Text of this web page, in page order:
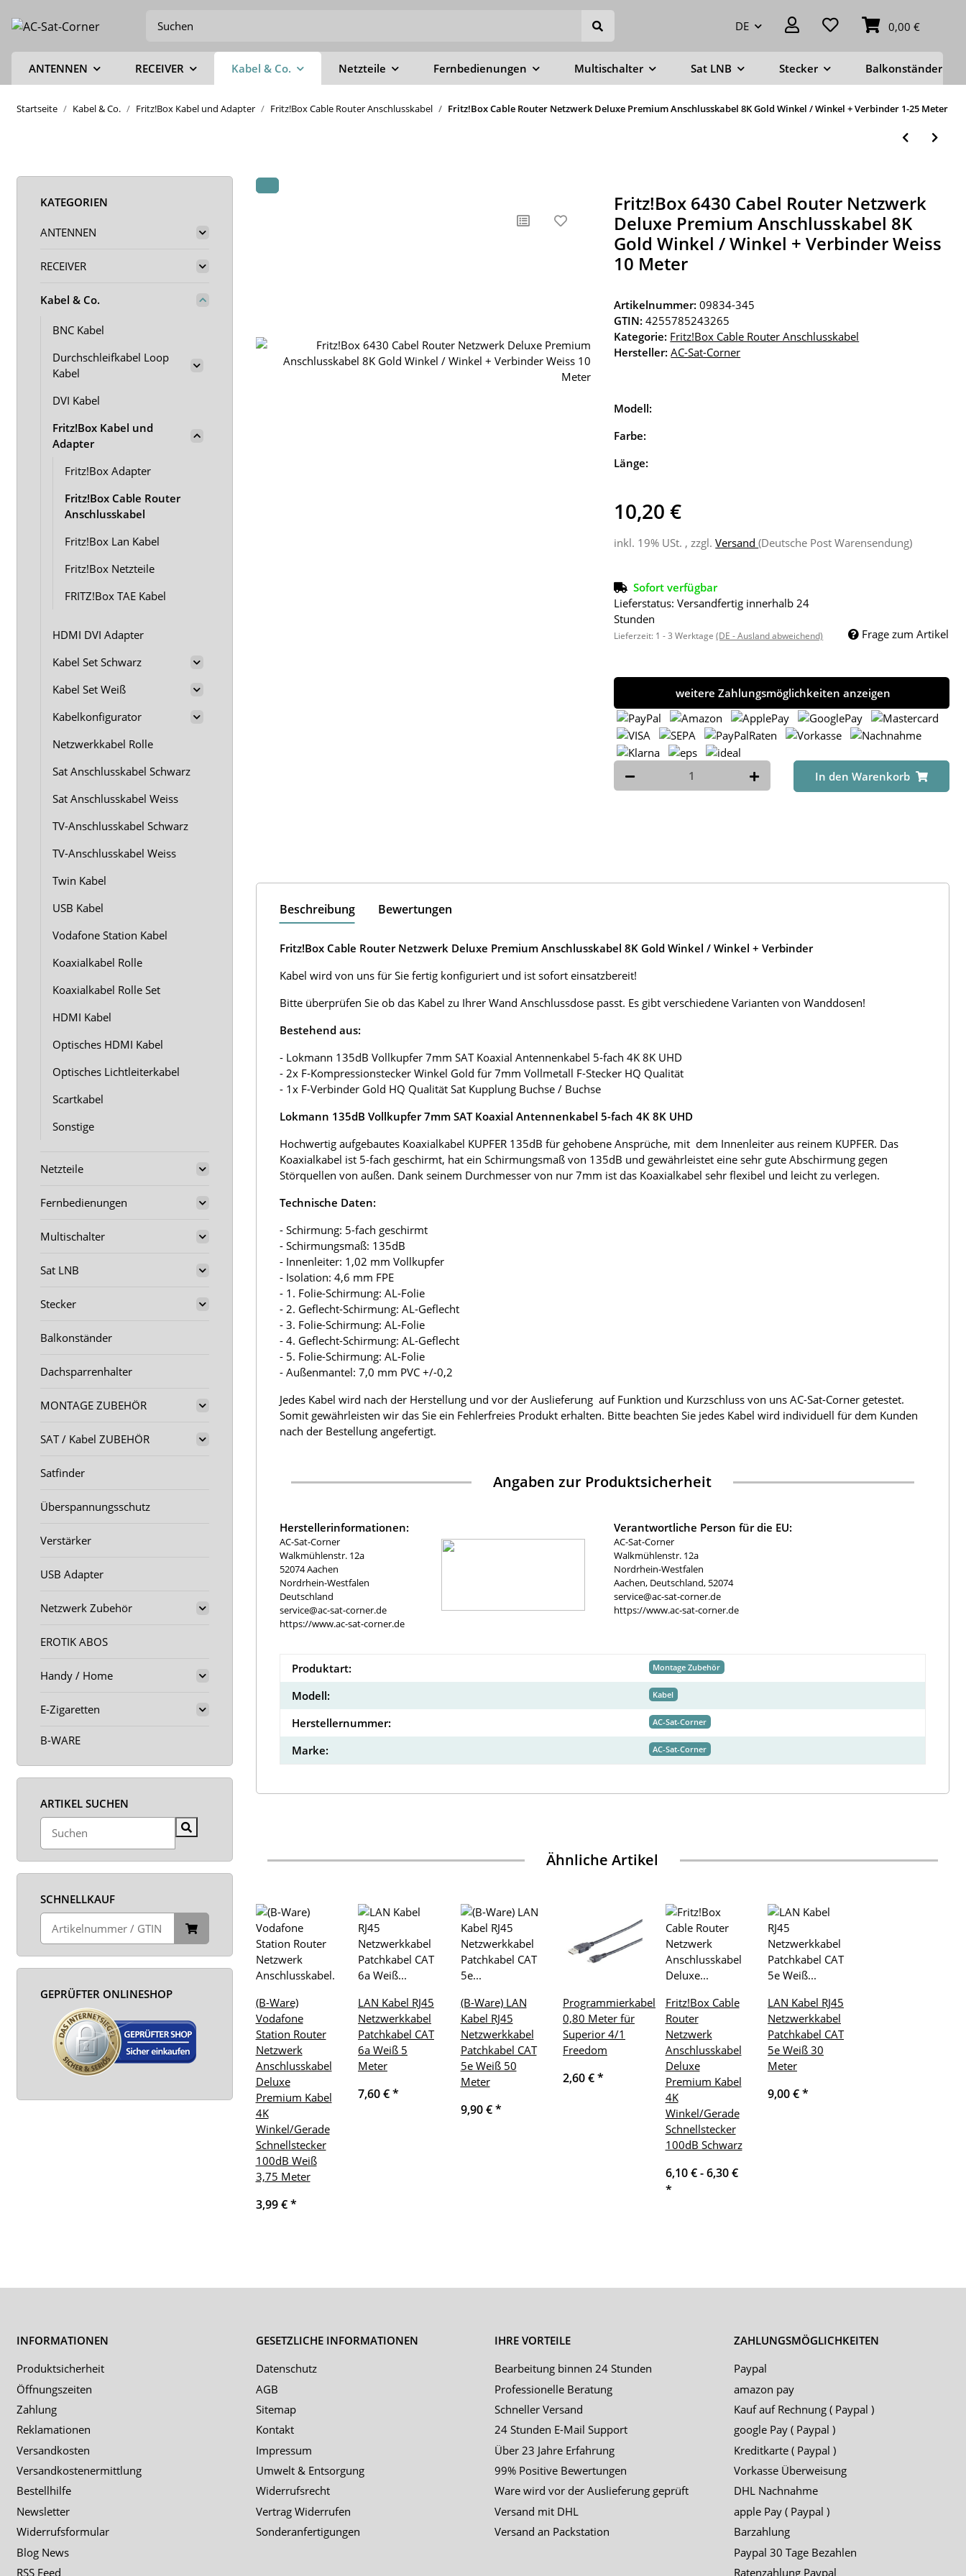
DE 0,00 €
ANTENNEN RECEIVER Kabel & Co. Netzteile Fernbedienungen Multischalter Sat LNB Stecker Balkonständer
Startseite Kabel & Co. Fritz!Box Kabel und Adapter Fritz!Box Cable Router Anschlusskabel Fritz!Box Cable Router Netzwerk Deluxe Premium Anschlusskabel 8K Gold Winkel / Winkel + Verbinder 1-25 Meter
Fritz!Box 6430 Cabel Router Netzwerk
Deluxe Premium Anschlusskabel 8K
Gold Winkel / Winkel + Verbinder Weiss
10 Meter
Artikelnummer:09834-345
GTIN: 4255785243265
Kategorie: Fritz!Box Cable Router Anschlusskabel
Hersteller: AC-Sat-Corner
Modell:
Farbe:
Länge:
10,20 €
inkl. 19% USt. , zzgl.Versand(Deutsche Post Warensendung)
Sofort verfügbar
Lieferstatus: Versandfertig innerhalb 24
Stunden
Lieferzeit: 1 - 3 Werktage(DE - Ausland abweichend) Frage zum Artikel
weitere Zahlungsmöglichkeiten anzeigen
In den Warenkorb
Beschreibung Bewertungen
Fritz!Box Cable Router Netzwerk Deluxe Premium Anschlusskabel 8K Gold Winkel / Winkel + Verbinder
Kabel wird von uns für Sie fertig konfiguriert und ist sofort einsatzbereit!
Bitte überprüfen Sie ob das Kabel zu Ihrer Wand Anschlussdose passt. Es gibt verschiedene Varianten von Wanddosen!
Bestehend aus:
- Lokmann 135dB Vollkupfer 7mm SAT Koaxial Antennenkabel 5-fach 4K 8K UHD
- 2x F-Kompressionstecker Winkel Gold für 7mm Vollmetall F-Stecker HQ Qualität
- 1x F-Verbinder Gold HQ Qualität Sat Kupplung Buchse / Buchse
Lokmann 135dB Vollkupfer 7mm SAT Koaxial Antennenkabel 5-fach 4K 8K UHD
Hochwertig aufgebautes Koaxialkabel KUPFER 135dB für gehobene Ansprüche, mit dem Innenleiter aus reinem KUPFER. Das
Koaxialkabel ist 5-fach geschirmt, hat ein Schirmungsmaß von 135dB und gewährleistet eine sehr gute Abschirmung gegen
Störquellen von außen. Dank seinem Durchmesser von nur 7mm ist das Koaxialkabel sehr flexibel und leicht zu verlegen.
Technische Daten:
- Schirmung: 5-fach geschirmt
- Schirmungsmaß: 135dB
- Innenleiter: 1,02 mm Vollkupfer
- Isolation: 4,6 mm FPE
- 1. Folie-Schirmung: AL-Folie
- 2. Geflecht-Schirmung: AL-Geflecht
- 3. Folie-Schirmung: AL-Folie
- 4. Geflecht-Schirmung: AL-Geflecht
- 5. Folie-Schirmung: AL-Folie
- Außenmantel: 7,0 mm PVC +/-0,2
Jedes Kabel wird nach der Herstellung und vor der Auslieferung auf Funktion und Kurzschluss von uns AC-Sat-Corner getestet.
Somit gewährleisten wir das Sie ein Fehlerfreies Produkt erhalten. Bitte beachten Sie jedes Kabel wird individuell für dem Kunden
nach der Bestellung angefertigt.
Angaben zur Produktsicherheit
Herstellerinformationen:
AC-Sat-Corner
Walkmühlenstr. 12a
52074 Aachen
Nordrhein-Westfalen
Deutschland
service@ac-sat-corner.de
https://www.ac-sat-corner.de
Verantwortliche Person für die EU:
AC-Sat-Corner
Walkmühlenstr. 12a
Nordrhein-Westfalen
Aachen, Deutschland, 52074
service@ac-sat-corner.de
https://www.ac-sat-corner.de
Produktart: Montage Zubehör
Modell: Kabel
Herstellernummer: AC-Sat-Corner
Marke: AC-Sat-Corner
Ähnliche Artikel
(B-Ware)
Vodafone
Station Router
Netzwerk
Anschlusskabel
Deluxe
Premium Kabel
4K
Winkel/Gerade
Schnellstecker
100dB Weiß
3,75 Meter
3,99 €*
LAN Kabel RJ45
Netzwerkkabel
Patchkabel CAT
6a Weiß 5
Meter
7,60 €*
(B-Ware) LAN
Kabel RJ45
Netzwerkkabel
Patchkabel CAT
5e Weiß 50
Meter
9,90 €*
Programmierkabel
0,80 Meter für
Superior 4/1
Freedom
2,60 €*
Fritz!Box Cable
Router
Netzwerk
Anschlusskabel
Deluxe
Premium Kabel
4K
Winkel/Gerade
Schnellstecker
100dB Schwarz
6,10 € -6,30 €
*
LAN Kabel RJ45
Netzwerkkabel
Patchkabel CAT
5e Weiß 30
Meter
9,00 €*
KATEGORIEN
ANTENNEN
RECEIVER
Kabel & Co.
BNC Kabel
Durchschleifkabel Loop
Kabel
DVI Kabel
Fritz!Box Kabel und
Adapter
Fritz!Box Adapter
Fritz!Box Cable Router
Anschlusskabel
Fritz!Box Lan Kabel
Fritz!Box Netzteile
FRITZ!Box TAE Kabel
HDMI DVI Adapter
Kabel Set Schwarz
Kabel Set Weiß
Kabelkonfigurator
Netzwerkkabel Rolle
Sat Anschlusskabel Schwarz
Sat Anschlusskabel Weiss
TV-Anschlusskabel Schwarz
TV-Anschlusskabel Weiss
Twin Kabel
USB Kabel
Vodafone Station Kabel
Koaxialkabel Rolle
Koaxialkabel Rolle Set
HDMI Kabel
Optisches HDMI Kabel
Optisches Lichtleiterkabel
Scartkabel
Sonstige
Netzteile
Fernbedienungen
Multischalter
Sat LNB
Stecker
Balkonständer
Dachsparrenhalter
MONTAGE ZUBEHÖR
SAT / Kabel ZUBEHÖR
Satfinder
Überspannungsschutz
Verstärker
USB Adapter
Netzwerk Zubehör
EROTIK ABOS
Handy / Home
E-Zigaretten
B-WARE
ARTIKEL SUCHEN
SCHNELLKAUF
GEPRÜFTER ONLINESHOP
INFORMATIONEN
Produktsicherheit
Öffnungszeiten
Zahlung
Reklamationen
Versandkosten
Versandkostenermittlung
Bestellhilfe
Newsletter
Widerrufsformular
Blog News
RSS Feed
GESETZLICHE INFORMATIONEN
Datenschutz
AGB
Sitemap
Kontakt
Impressum
Umwelt & Entsorgung
Widerrufsrecht
Vertrag Widerrufen
Sonderanfertigungen
IHRE VORTEILE
Bearbeitung binnen 24 Stunden
Professionelle Beratung
Schneller Versand
24 Stunden E-Mail Support
Über 23 Jahre Erfahrung
99% Positive Bewertungen
Ware wird vor der Auslieferung geprüft
Versand mit DHL
Versand an Packstation
ZAHLUNGSMÖGLICHKEITEN
Paypal
amazon pay
Kauf auf Rechnung ( Paypal )
google Pay ( Paypal )
Kreditkarte ( Paypal )
Vorkasse Überweisung
DHL Nachnahme
apple Pay ( Paypal )
Barzahlung
Paypal 30 Tage Bezahlen
Ratenzahlung Paypal